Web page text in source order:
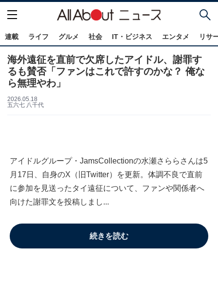
連載 ライフ グルメ 社会 IT・ビジネス エンタメ リサ
海外遠征を直前で欠席したアイドル、謝罪す
るも賛否「ファンはこれで許すのかな？ 俺な
ら無理やわ」
2026.05.18
五六七 八千代
アイドルグループ・JamsCollectionの水瀬さららさんは5
月17日、自身のX（旧Twitter）を更新。体調不良で直前
に参加を見送ったタイ遠征について、ファンや関係者へ
向けた謝罪文を投稿しまし...
続きを読む